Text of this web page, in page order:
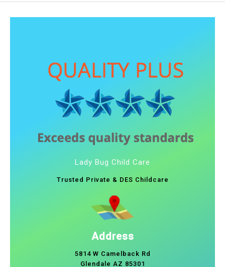
Lady Bug Child Care
Trusted Private & DES Childcare
Address
5814 W Camelback Rd
Glendale AZ 85301